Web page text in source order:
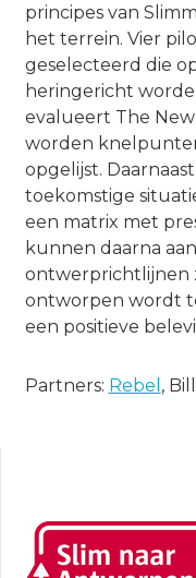
principes van
het terrein. Vier
geselecteerd die
heringericht
evalueert The
worden
opgelijst.
toekomstige
een matrix met
kunnen daarna
ontwerprichtlijnen
ontworpen wordt
een positieve
Partners: Rebel ,